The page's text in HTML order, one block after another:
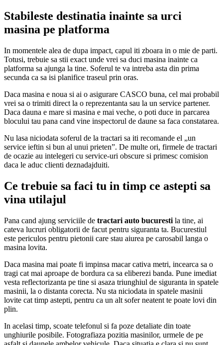
Stabileste destinatia inainte sa urci
masina pe platforma
In momentele alea de dupa impact, capul iti zboara in o mie de parti.
Totusi, trebuie sa stii exact unde vrei sa duci masina inainte ca
platforma sa ajunga la tine. Soferul te va intreba asta din prima
secunda ca sa isi planifice traseul prin oras.
Daca masina e noua si ai o asigurare CASCO buna, cel mai probabil
vrei sa o trimiti direct la o reprezentanta sau la un service partener.
Daca dauna e mare si masina e mai veche, o poti duce in parcarea
blocului tau pana cand vine inspectorul de daune sa faca constatarea.
Nu lasa niciodata soferul de la tractari sa iti recomande el „un
service ieftin si bun al unui prieten”. De multe ori, firmele de tractari
de ocazie au intelegeri cu service-uri obscure si primesc comision
daca le aduc clienti deznadajduiti.
Ce trebuie sa faci tu in timp ce astepti sa
vina utilajul
Pana cand ajung serviciile de tractari auto bucuresti la tine, ai
cateva lucruri obligatorii de facut pentru siguranta ta. Bucurestiul
este periculos pentru pietonii care stau aiurea pe carosabil langa o
masina lovita.
Daca masina mai poate fi impinsa macar cativa metri, incearca sa o
tragi cat mai aproape de bordura ca sa eliberezi banda. Pune imediat
vesta reflectorizanta pe tine si asaza triunghiul de siguranta in spatele
masinii, la o distanta corecta. Nu sta niciodata in spatele masinii
lovite cat timp astepti, pentru ca un alt sofer neatent te poate lovi din
plin.
In acelasi timp, scoate telefonul si fa poze detaliate din toate
unghiurile posibile. Fotografiaza pozitia masinilor, urmele de pe